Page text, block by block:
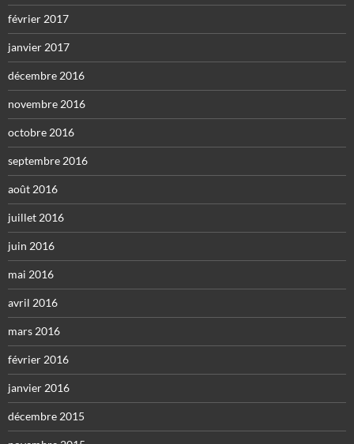
février 2017
janvier 2017
décembre 2016
novembre 2016
octobre 2016
septembre 2016
août 2016
juillet 2016
juin 2016
mai 2016
avril 2016
mars 2016
février 2016
janvier 2016
décembre 2015